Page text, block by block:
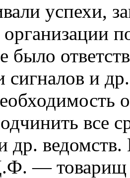
успехи,
было
сигналов и
ведомств.
— товарищ